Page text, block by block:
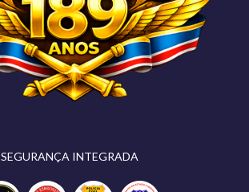
SEGURANÇA INTEGRADA